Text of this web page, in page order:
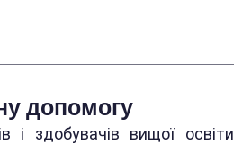
допомогу
і здобувачів вищої освіти